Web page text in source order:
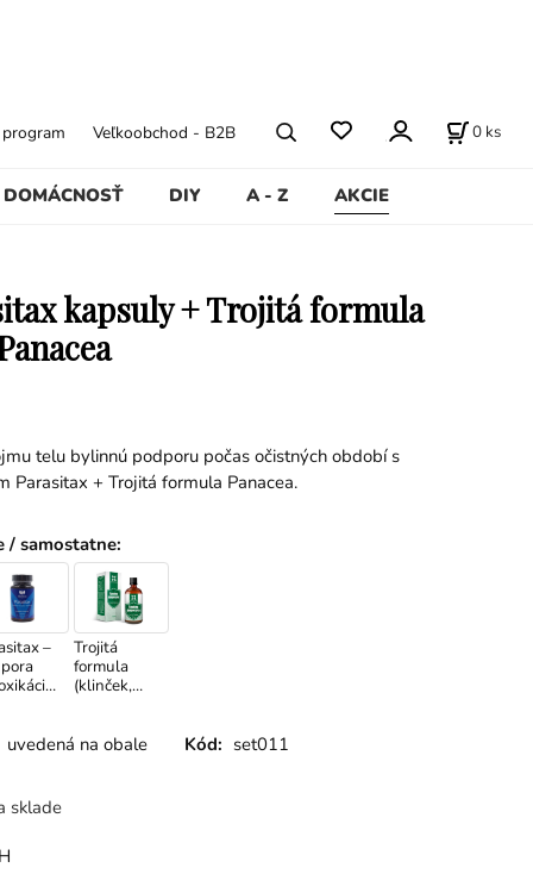
DOMÁCNOSŤ DIY A - Z AKCIE
Veľkoobchod - B2B 0 ks
kapsuly + Trojitá formula
telu bylinnú podporu počas očistných období s
Parasitax + Trojitá formula Panacea.
/ samostatne:
–
Trojitá
formula
(klinček,
palina) -
uvedená na obale Kód: set011
sklade